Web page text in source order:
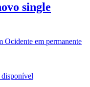
single
Ocidente em permanente